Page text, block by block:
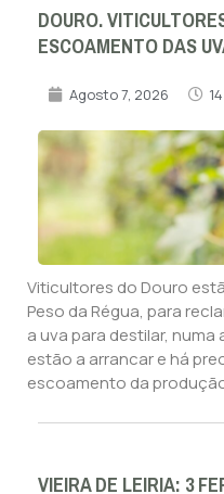
DOURO.
ESCOAMENTO DAS
Agosto 7, 2026
Viticultores do Douro
Peso da Régua, para
a uva para destilar, numa
estão a arrancar e há
escoamento da
VIEIRA DE LEIRIA: 3